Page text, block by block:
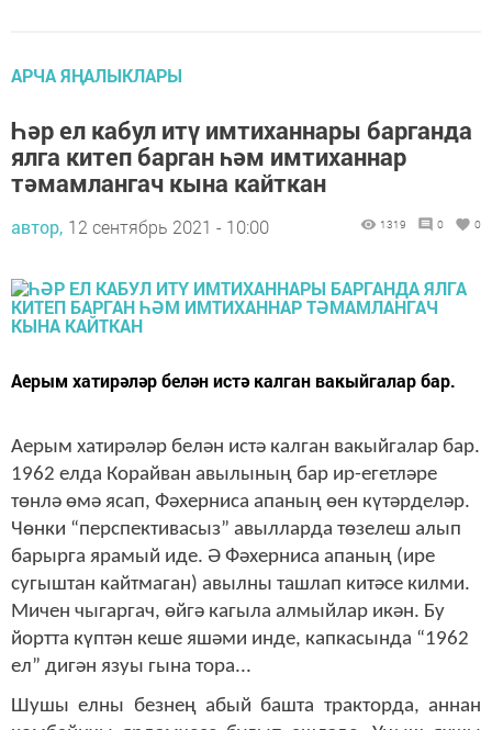
АРЧА ЯҢАЛЫКЛАРЫ
Һәр ел кабул итү имтиханнары барганда
ялга китеп барган һәм имтиханнар
тәмамлангач кына кайткан
автор, 12 сентябрь 2021 - 10:00 1319 0 0
Аерым хатирәләр белән истә калган вакыйгалар бар.
Аерым хатирәләр белән истә калган вакыйгалар бар.
1962 елда Корайван авылының бар ир-егетләре
төнлә өмә ясап, Фәхерниса апаның өен күтәрделәр.
Чөнки “перспективасыз” авылларда төзелеш алып
барырга ярамый иде. Ә Фәхерниса апаның (ире
сугыштан кайтмаган) авылны ташлап китәсе килми.
Мичен чыгаргач, өйгә кагыла алмыйлар икән. Бу
йортта күптән кеше яшәми инде, капкасында “1962
ел” дигән язуы гына тора...
Шушы елны безнең абый башта тракторда, аннан